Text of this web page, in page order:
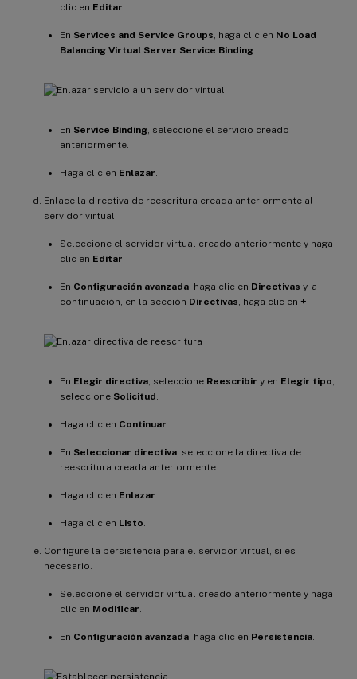
clic en Editar
En Services and Service Groups , haga clic en No Load
Balancing Virtual Server Service Binding
En Service Binding , seleccione el servicio creado
anteriormente.
Haga clic en Enlazar
Enlace la directiva de reescritura creada anteriormente al
servidor virtual.
Seleccione el servidor virtual creado anteriormente y haga
clic en Editar
En Configuración avanzada , haga clic en Directivas y, a
continuación, en la sección Directivas , haga clic en +
En Elegir directiva , seleccione Reescribir y en Elegir tipo
seleccione Solicitud
Haga clic en Continuar
En Seleccionar directiva , seleccione la directiva de
reescritura creada anteriormente.
Haga clic en Enlazar
Haga clic en Listo
Configure la persistencia para el servidor virtual, si es
necesario.
Seleccione el servidor virtual creado anteriormente y haga
clic en Modificar
En Configuración avanzada , haga clic en Persistencia